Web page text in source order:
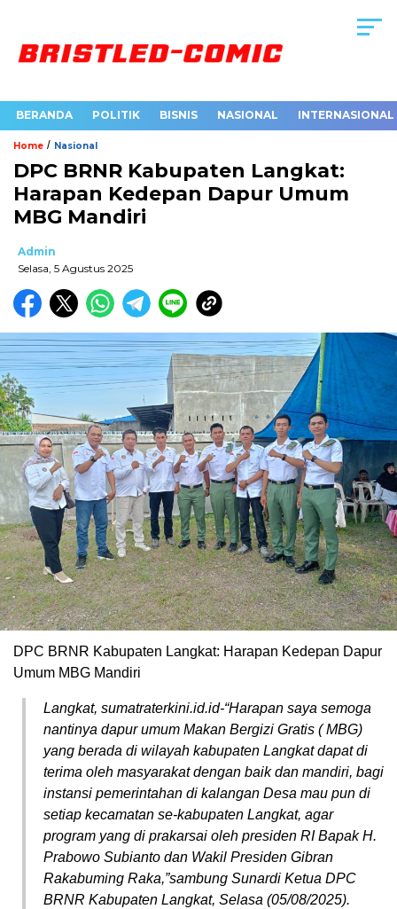
BERANDA POLITIK BISNIS NASIONAL INTERNASIONAL
Home / Nasional
DPC BRNR Kabupaten Langkat:
Harapan Kedepan Dapur Umum
MBG Mandiri
Admin
Selasa, 5 Agustus 2025
DPC BRNR Kabupaten Langkat: Harapan Kedepan Dapur
Umum MBG Mandiri
Langkat, sumatraterkini.id.id-“Harapan saya semoga
nantinya dapur umum Makan Bergizi Gratis ( MBG)
yang berada di wilayah kabupaten Langkat dapat di
terima oleh masyarakat dengan baik dan mandiri, bagi
instansi pemerintahan di kalangan Desa mau pun di
setiap kecamatan se-kabupaten Langkat, agar
program yang di prakarsai oleh presiden RI Bapak H.
Prabowo Subianto dan Wakil Presiden Gibran
Rakabuming Raka,”sambung Sunardi Ketua DPC
BRNR Kabupaten Langkat, Selasa (05/08/2025).